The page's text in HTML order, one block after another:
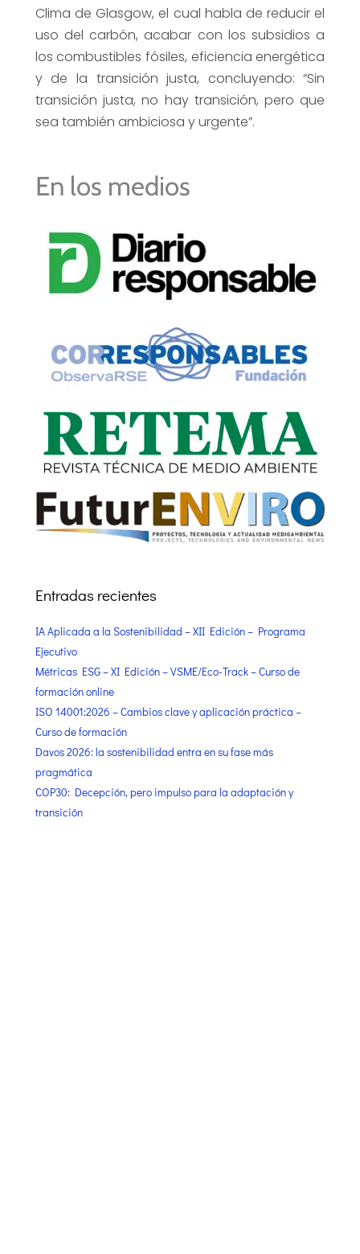
Clima de Glasgow, el cual habla de reducir el
uso del carbón, acabar con los subsidios a
los combustibles fósiles, eficiencia energética
y de la transición justa, concluyendo: “Sin
transición justa, no hay transición, pero que
sea también ambiciosa y urgente”.
En los medios
Entradas recientes
IA Aplicada a la Sostenibilidad – XII Edición – Programa
Ejecutivo
Métricas ESG – XI Edición – VSME/Eco-Track – Curso de
formación online
ISO 14001:2026 – Cambios clave y aplicación práctica –
Curso de formación
Davos 2026: la sostenibilidad entra en su fase más
pragmática
COP30: Decepción, pero impulso para la adaptación y
transición